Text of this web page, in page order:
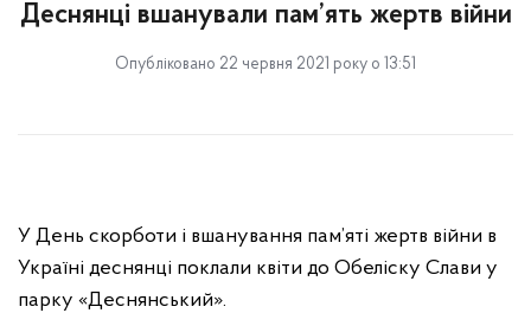
Деснянці вшанували пам’ять жертв війни
Опубліковано 22 червня 2021 року о 13:51
У День скорботи і вшанування пам’яті жертв війни в
Україні деснянці поклали квіти до Обеліску Слави у
парку «Деснянський».